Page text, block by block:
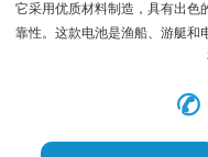
它采用优质材料制造，具有出色
靠性。这款电池是渔船、游艇和